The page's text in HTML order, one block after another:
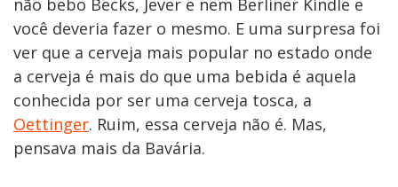
não bebo Becks, Jever e nem Berliner Kindle e
você deveria fazer o mesmo. E uma surpresa foi
ver que a cerveja mais popular no estado onde
a cerveja é mais do que uma bebida é aquela
conhecida por ser uma cerveja tosca, a
Oettinger. Ruim, essa cerveja não é. Mas,
pensava mais da Bavária.